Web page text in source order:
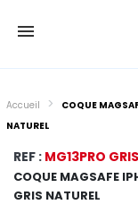
Accueil
COQUE
NATUREL
REF : MG13PRO GRIS
COQUE MAGSAFE
GRIS NATUREL